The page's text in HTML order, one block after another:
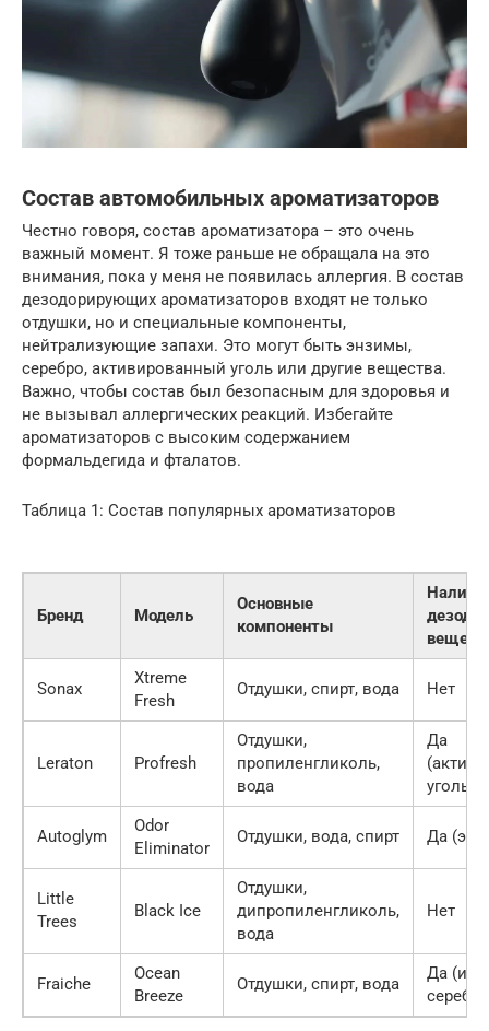
Состав автомобильных ароматизаторов
Честно говоря, состав ароматизатора – это очень
важный момент. Я тоже раньше не обращала на это
внимания, пока у меня не появилась аллергия. В состав
дезодорирующих ароматизаторов входят не только
отдушки, но и специальные компоненты,
нейтрализующие запахи. Это могут быть энзимы,
серебро, активированный уголь или другие вещества.
Важно, чтобы состав был безопасным для здоровья и
не вызывал аллергических реакций. Избегайте
ароматизаторов с высоким содержанием
формальдегида и фталатов.
Таблица 1: Состав популярных ароматизаторов
Бренд Модель
Основные
компоненты
Sonax
Xtreme
Fresh
Отдушки, спирт, вода Нет
Leraton Profresh
Отдушки,
пропиленгликоль,
вода
Да
уголь)
Autoglym
Odor
Eliminator
Отдушки, вода, спирт Да
Little
Trees
Black Ice
Отдушки,
дипропиленгликоль,
вода
Нет
Fraiche
Ocean
Breeze
Отдушки, спирт, вода
Да